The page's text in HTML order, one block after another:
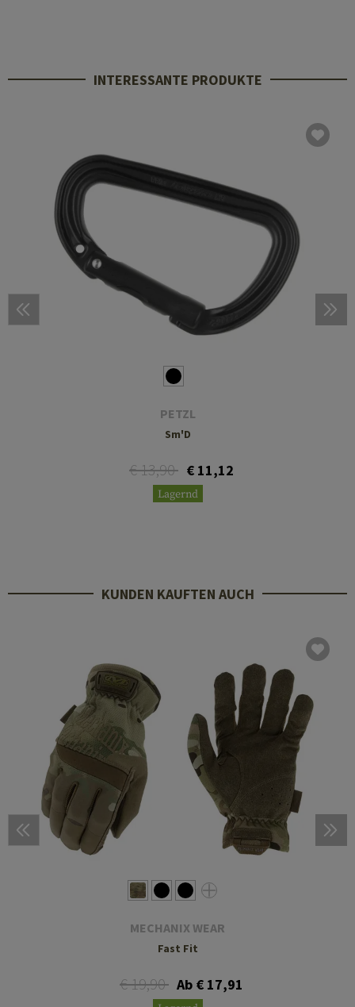
INTERESSANTE PRODUKTE
PETZL
Sm'D
€ 13,90 € 11,12
Lagernd
KUNDEN KAUFTEN AUCH
MECHANIX WEAR
Fast Fit
€ 19,90 Ab € 17,91